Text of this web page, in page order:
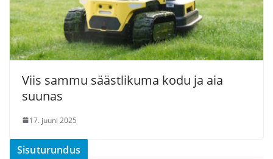
Viis sammu säästlikuma kodu ja aia
suunas
17. juuni 2025
Sisuturundus